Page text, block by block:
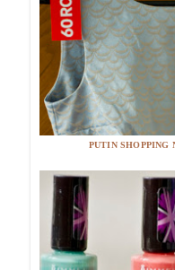
PUTIN SHOPPING